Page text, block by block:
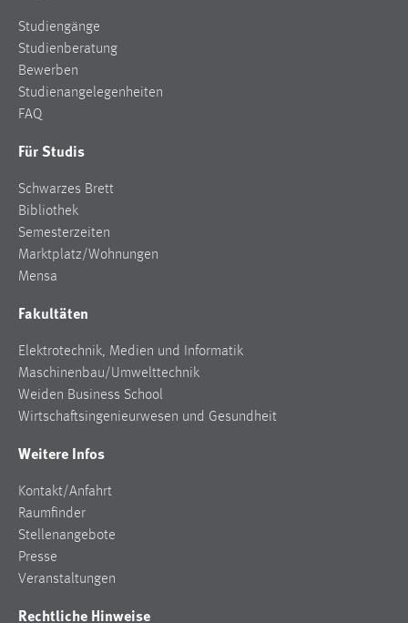
Studiengänge
Studienberatung
Bewerben
Studienangelegenheiten
FAQ
Für Studis
Schwarzes Brett
Bibliothek
Semesterzeiten
Marktplatz/Wohnungen
Mensa
Fakultäten
Elektrotechnik, Medien und Informatik
Maschinenbau/Umwelttechnik
Weiden Business School
Wirtschaftsingenieurwesen und Gesundheit
Weitere Infos
Kontakt/Anfahrt
Raumfinder
Stellenangebote
Presse
Veranstaltungen
Rechtliche Hinweise